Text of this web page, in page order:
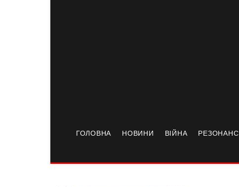
ГОЛОВНА НОВИНИ ВІЙНА РЕЗОНАНС